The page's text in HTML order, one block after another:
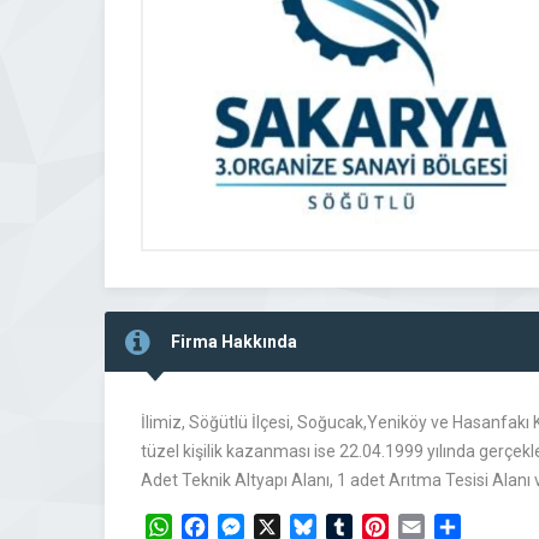
Firma Hakkında
İlimiz, Söğütlü İlçesi, Soğucak,Yeniköy ve
tüzel kişilik kazanması ise 22.04.1999 yılında
Adet Teknik Altyapı Alanı, 1 adet Arıtma Tesisi
WhatsAppFacebookMessengerBlueskyTumblrPinterest
Email